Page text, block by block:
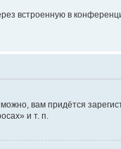
встроенную в
вам придётся
и т. п.